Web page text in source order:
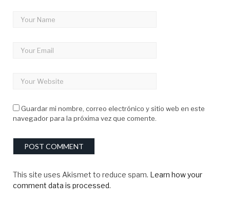
Guardar mi nombre, correo electrónico y sitio web en este
navegador para la próxima vez que comente.
This site uses Akismet to reduce spam. Learn how your
comment data is processed.